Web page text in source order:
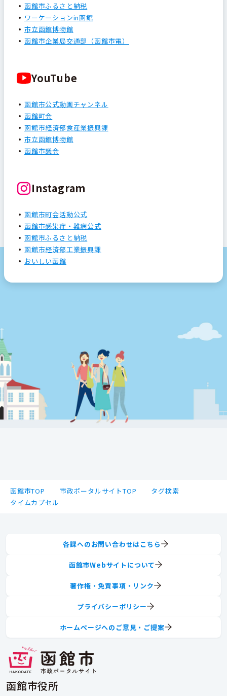
函館市ふるさと納税
ワーケーションin函館
市立函館博物館
函館市企業局交通部（函館市電）
YouTube
函館市公式動画チャンネル
函館町会
函館市経済部食産業振興課
市立函館博物館
函館市議会
Instagram
函館市町会活動公式
函館市感染症・難病公式
函館市ふるさと納税
函館市経済部工業振興課
おいしい函館
函館市TOP 市政ポータルサイトTOP
タグ検索
タイムカプセル
函館市役所
各課へのお問い合わせはこちら
函館市Webサイトについて
著作権・免責事項・リンク
プライバシーポリシー
ホームページへのご意見・ご提案